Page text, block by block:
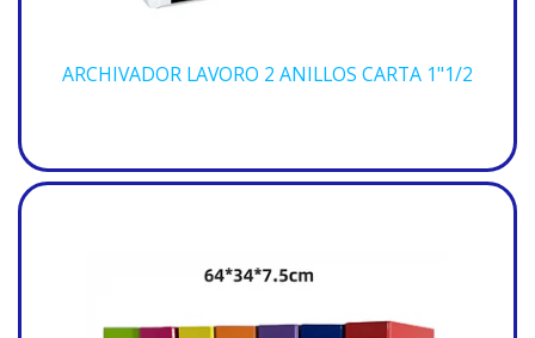
ARCHIVADOR LAVORO 2 ANILLOS CARTA 1"1/2